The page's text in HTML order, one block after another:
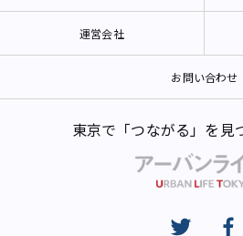
運営会社
お問い合わせ
東京で「つながる」を見